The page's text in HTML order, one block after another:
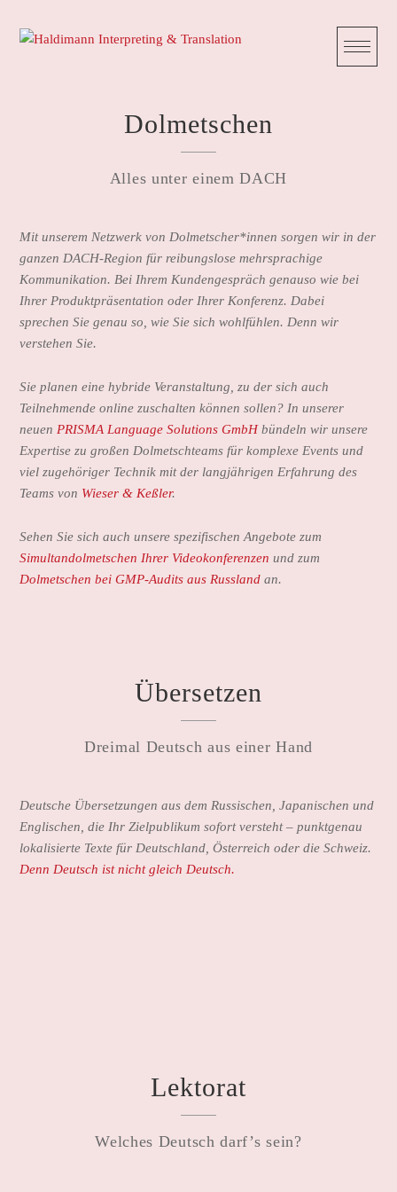
Dolmetschen
Alles unter einem DACH
Mit unserem Netzwerk von Dolmetscher*innen sorgen wir in der
ganzen DACH-Region für reibungslose mehrsprachige
Kommunikation. Bei Ihrem Kundengespräch genauso wie bei
Ihrer Produktpräsentation oder Ihrer Konferenz. Dabei
sprechen Sie genau so, wie Sie sich wohlfühlen. Denn wir
verstehen Sie.
Sie planen eine hybride Veranstaltung, zu der sich auch
Teilnehmende online zuschalten können sollen? In unserer
neuen PRISMA Language Solutions GmbHbündeln wir unsere
Expertise zu großen Dolmetschteams für komplexe Events und
viel zugehöriger Technikmit der langjährigen Erfahrung des
Teams von Wieser & Keßler.
Sehen Sie sich auch unsere spezifischen Angebote zum
Simultandolmetschen Ihrer Videokonferenzenund zum
Dolmetschen bei GMP-Audits aus Russlandan.
Übersetzen
Dreimal Deutsch aus einer Hand
Deutsche Übersetzungen aus dem Russischen, Japanischen und
Englischen, die Ihr Zielpublikum sofort versteht – punktgenau
lokalisierte Texte für Deutschland, Österreich oder die Schweiz.
Denn Deutsch ist nicht gleich Deutsch.
Lektorat
Welches Deutsch darf’s sein?